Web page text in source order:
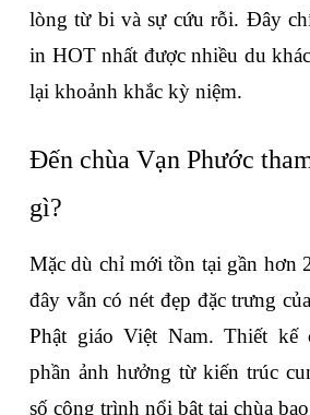
lòng từ bi và sự cứu rỗi. Đây
in HOT nhất được nhiều du
lại khoảnh khắc kỳ niệm.
Đến chùa Vạn Phước
gì?
Mặc dù chỉ mới tồn tại gần hơn
đây vẫn có nét đẹp đặc trưng
Phật giáo Việt Nam. Thiết kế
phần ảnh hưởng từ kiến trúc
số công trình nổi bật tại chùa